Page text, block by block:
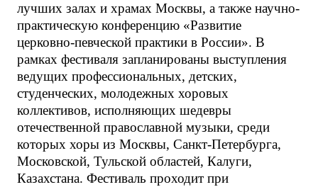
лучших залах и храмах Москвы, а также научно-
практическую конференцию «Развитие
церковно-певческой практики в России». В
рамках фестиваля запланированы выступления
ведущих профессиональных, детских,
студенческих, молодежных хоровых
коллективов, исполняющих шедевры
отечественной православной музыки, среди
которых хоры из Москвы, Санкт-Петербурга,
Московской, Тульской областей, Калуги,
Казахстана. Фестиваль проходит при